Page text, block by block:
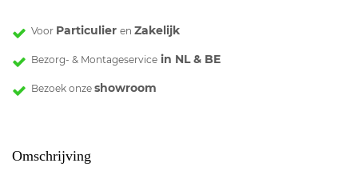
Voor Particulier en Zakelijk
Bezorg- & Montageservice in NL & BE
Bezoek onze showroom
Omschrijving